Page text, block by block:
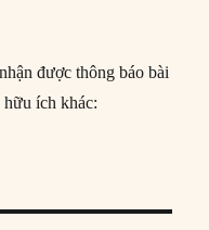
được thông báo bài
ích khác: